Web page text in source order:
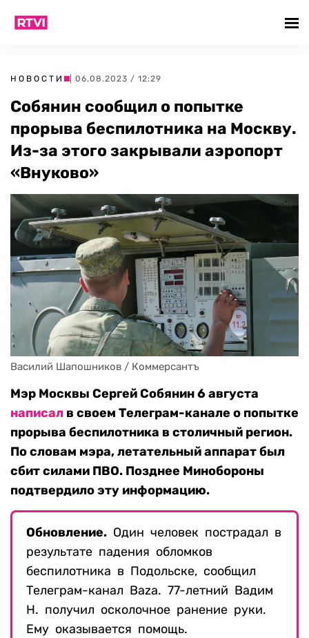
НОВОСТИ | 06.08.2023 / 12:29
Собянин сообщил о попытке
прорыва беспилотника на Москву.
Из-за этого закрывали аэропорт
«Внуково»
Василий Шапошников / Коммерсантъ
Мэр Москвы Сергей Собянин 6 августа
написал в своем Телеграм-канале о попытке
прорыва беспилотника в столичный регион.
По словам мэра, летательный аппарат был
сбит силами ПВО. Позднее Минобороны
подтвердило эту информацию.
Обновление. Один человек пострадал в
результате падения обломков
беспилотника в Подольске, сообщил
Телеграм-канал Baza. 77-летний Вадим
Н. получил осколочное ранение руки.
Ему оказывается помощь.